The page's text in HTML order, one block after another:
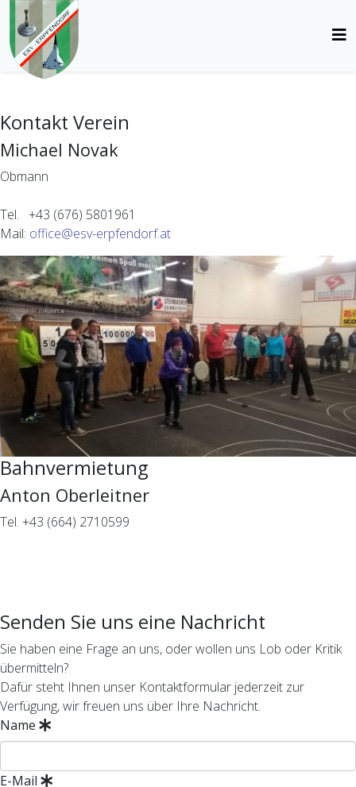
Kontakt Verein
Michael Novak
Obmann
Tel. +43 (676) 5801961
Mail: office@esv-erpfendorf.at
Bahnvermietung
Anton Oberleitner
Tel. +43 (664) 2710599
Senden Sie uns eine Nachricht
Sie haben eine Frage an uns, oder wollen uns Lob oder Kritik
übermitteln?
Dafür steht Ihnen unser Kontaktformular jederzeit zur
Verfügung, wir freuen uns über Ihre Nachricht.
Name
E-Mail